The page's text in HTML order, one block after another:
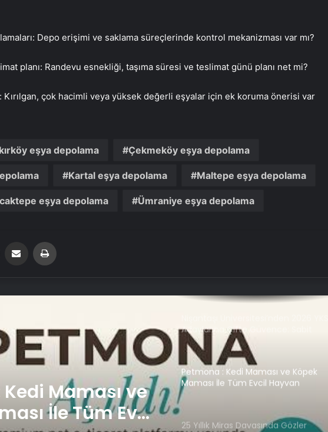
Depo erişimi ve saklama süreçlerinde kontrol mekanizması var mı?
planı: Randevu esnekliği, taşıma süresi ve teslimat günü planı net mi?
Kırılgan, çok hacimli veya yüksek değerli eşyalar için ek koruma önerisi var
eşya depolama Çekmeköy eşya depolama
Kartal eşya depolama Maltepe eşya depolama
eşya depolama Ümraniye eşya depolama
Email'den paylaş
Maması ve
İle Tüm Evcil
Reklam Ajansı, SEO Ajansı ve Web
Tasarım Ajansı
Bahçe Mobilyaları Seçimi için Pratik
Rehber
Adaylarına Çifte Güvence: Sabit
Ücret ve Kesintisiz Burs
Petmona : Kedi Maması ve Köpek
Maması İle Tüm Evcil Hayvan
Ürünleri
25 Yıllık Miras Davasında Gözler